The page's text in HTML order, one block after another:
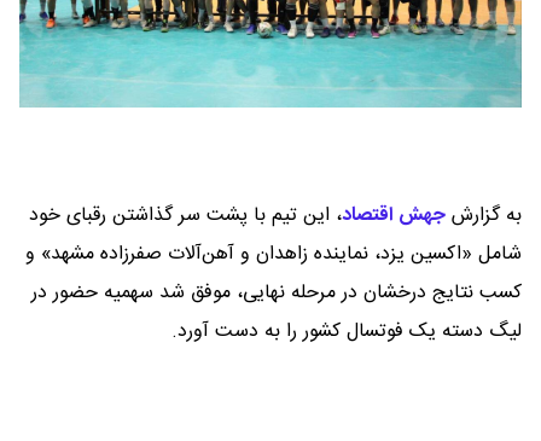
به گزارشجهش اقتصاد، این تیم با پشت سر گذاشتن رقبای خود
شامل «اکسین یزد، نماینده زاهدان و آهن‌آلات صفرزاده مشهد» و
کسب نتایج درخشان در مرحله نهایی، موفق شد سهمیه حضور در
لیگ دسته یک فوتسال کشور را به دست آورد.